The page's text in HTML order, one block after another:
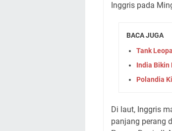
Inggris pada
BACA JUGA
Tank
India Bikin
Polandia
Di laut, Inggris
panjang perang